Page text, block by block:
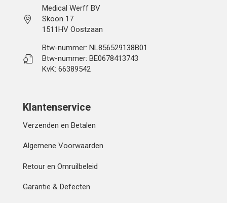
Medical Werff BV
Skoon 17
1511HV Oostzaan
Btw-nummer: NL856529138B01
Btw-nummer: BE0678413743
KvK: 66389542
Klantenservice
Verzenden en Betalen
Algemene Voorwaarden
Retour en Omruilbeleid
Garantie & Defecten